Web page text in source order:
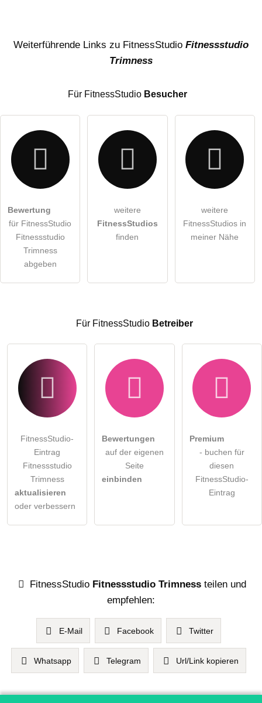
DieDatenschutzerklärunghabe ich zur Kenntnis genommen.
öffentliche Frage stellen
FitnessStudio-Eintrag zu stellen.
Weiterführende Links zu FitnessStudio Fitnessstudio
Trimness
Für FitnessStudio Besucher
Bewertung
für FitnessStudio
Fitnessstudio
Trimness
abgeben
weitere
FitnessStudios
finden
weitere
FitnessStudios in
meiner Nähe
Für FitnessStudio Betreiber
FitnessStudio-
Eintrag
Fitnessstudio
Trimness
aktualisieren
oder verbessern
Bewertungen
auf der eigenen
Seite
einbinden
Premium
- buchen für
diesen
FitnessStudio-
Eintrag
FitnessStudio Fitnessstudio Trimnessteilen und
empfehlen:
E-Mail Facebook Twitter
Whatsapp Telegram Url/Link kopieren